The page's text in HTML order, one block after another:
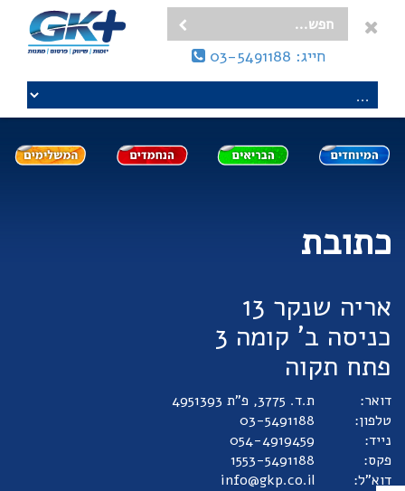
חייג: 03-5491188
כתובת
אריה שנקר 13
כניסה ב' קומה 3
פתח תקוה
דואר:
ת.ד. 3775, פ"ת 4951393
טלפון:
03-5491188
נייד:
054-4919459
פקס:
1553-5491188
דוא"ל:
info@gkp.co.il